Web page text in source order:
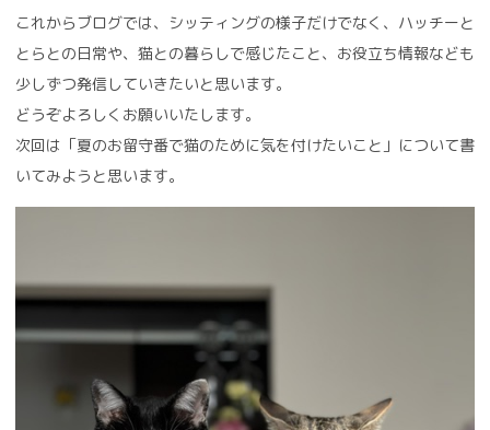
これからブログでは、シッティングの様子だけでなく、ハッチーと
とらとの日常や、猫との暮らしで感じたこと、お役立ち情報なども
少しずつ発信していきたいと思います。
どうぞよろしくお願いいたします。
次回は「夏のお留守番で猫のために気を付けたいこと」について書
いてみようと思います。